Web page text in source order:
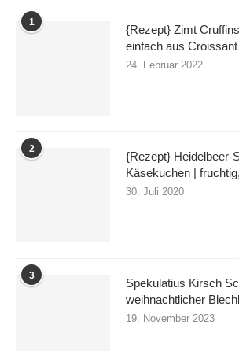
1
{Rezept} Zimt
einfach aus Croissant
24. Februar 2022
2
{Rezept} Heidelbeer-
Käsekuchen |
30. Juli 2020
3
Spekulatius Kirsch
weihnachtlicher
19. November 2023